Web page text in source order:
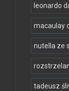
leonardo
macaulay
nutella ze
tadeusz